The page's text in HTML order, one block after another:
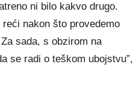
ni bilo kakvo drugo.
nakon što provedemo
sada, s obzirom na
se radi o teškom ubojstvu”,